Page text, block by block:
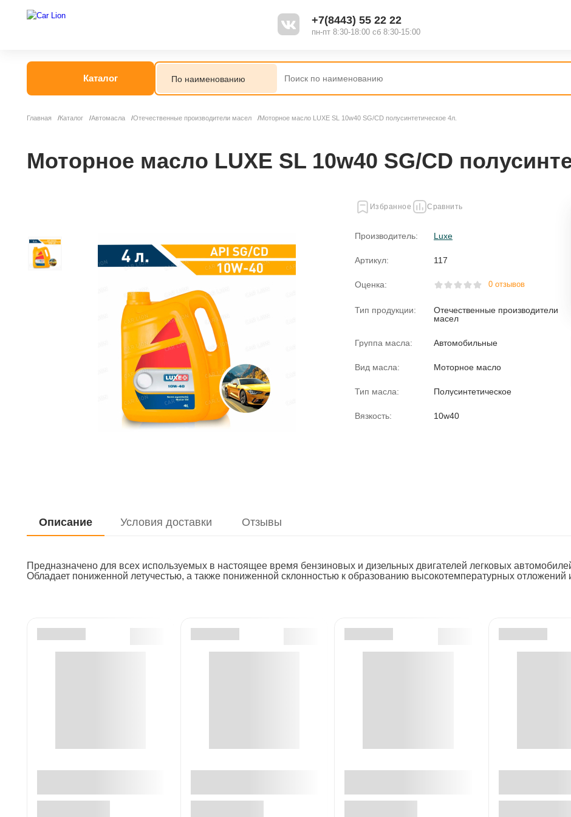
+7(8443) 55 22 22
пн-пт 8:30-18:00 сб 8:30-15:00
Каталог
Главная Каталог Автомасла Отечественные производители масел Моторное масло LUXE SL 10w40 SG/CD полусинтетическое 4л.
Моторное масло LUXE SL 10w40 SG/CD
Избранное Сравнить
Производитель: Luxe
Артикул: 117
Оценка: 0 отзывов
Тип продукции:
Отечественные производители
масел
Группа масла: Автомобильные
Вид масла: Моторное масло
Тип масла: Полусинтетическое
Вязкость: 10w40
Описание Условия доставки Отзывы
Предназначено для всех используемых в настоящее время бензиновых и дизельных двигателей легковых
Обладает пониженной летучестью, а также пониженной склонностью к образованию высокотемпературных отложений